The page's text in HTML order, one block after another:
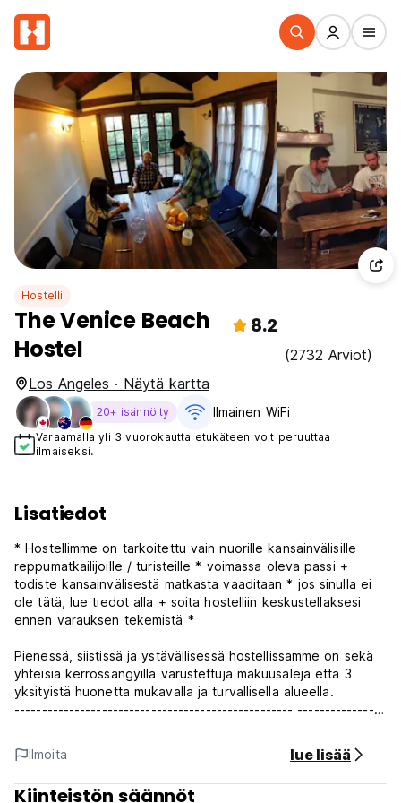
Hostelli
The Venice Beach
Hostel
8.2
(2732 Arviot)
Los Angeles · Näytä kartta
20+ isännöity Ilmainen WiFi
Varaamalla yli 3 vuorokautta etukäteen voit peruuttaa
ilmaiseksi.
Lisatiedot
* Hostellimme on tarkoitettu vain nuorille kansainvälisille
reppumatkailijoille / turisteille * voimassa oleva passi +
todiste kansainvälisestä matkasta vaaditaan * jos sinulla ei
ole tätä, lue tiedot alla + soita hostelliin keskustellaksesi
ennen varauksen tekemistä *
Pienessä, siistissä ja ystävällisessä hostellissamme on sekä
yhteisiä kerrossängyillä varustettuja makuusaleja että 3
yksityistä huonetta mukavalla ja turvallisella alueella.
--------------------------------------------------- ----------------
Tärkeitä asioita ennen varauksen tekemistä:
Covid-rajoitusten vuoksi eivät voi tarjota ilmaista LAX-
noutoa tai aamiaista.
Ilmoita lue lisää
Kiinteistön säännöt